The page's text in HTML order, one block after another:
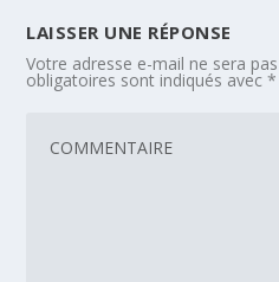
LAISSER UNE RÉPONSE
Votre adresse e-mail ne sera
obligatoires sont indiqués avec*